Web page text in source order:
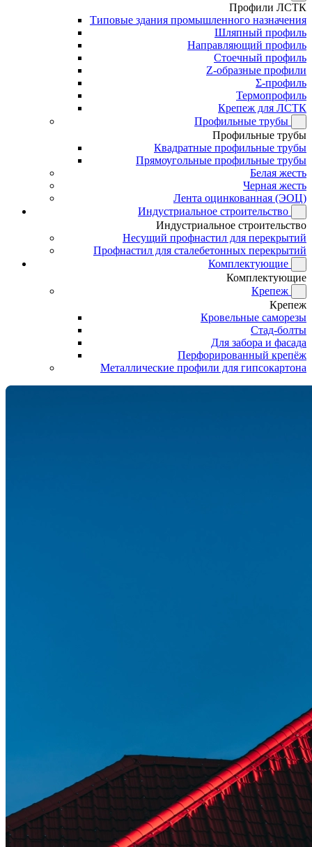
Профили ЛСТК
Типовые здания промышленного назначения
Шляпный профиль
Направляющий профиль
Стоечный профиль
Z-образные профили
Σ-профиль
Термопрофиль
Крепеж для ЛСТК
Профильные трубы
Профильные трубы
Квадратные профильные трубы
Прямоугольные профильные трубы
Белая жесть
Черная жесть
Лента оцинкованная (ЭОЦ)
Индустриальное строительство
Индустриальное строительство
Несущий профнастил для перекрытий
Профнастил для сталебетонных перекрытий
Комплектующие
Комплектующие
Крепеж
Крепеж
Кровельные саморезы
Стад-болты
Для забора и фасада
Перфорированный крепёж
Металлические профили для гипсокартона